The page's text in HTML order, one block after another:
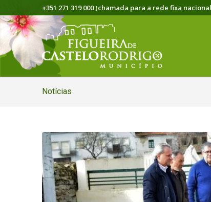
+351 271 319 000 (chamada para a rede fixa
Notícias